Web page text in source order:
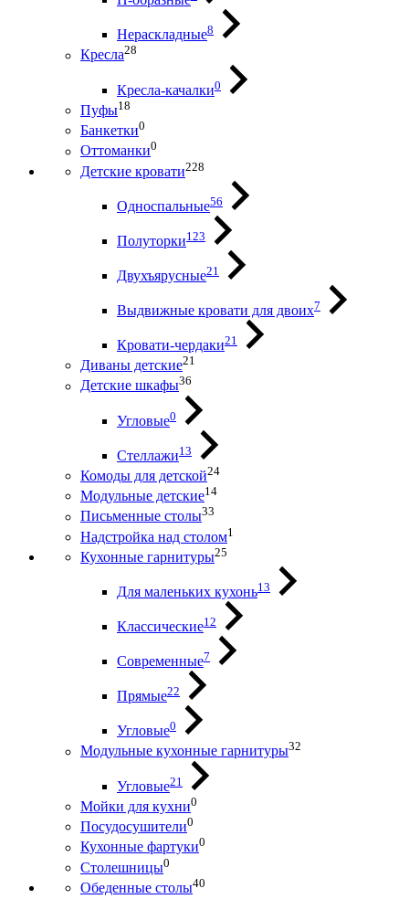
Нераскладные8
Кресла28
Кресла-качалки0
Пуфы18
Банкетки0
Оттоманки0
Детские кровати228
Односпальные56
Полуторки123
Двухъярусные21
Выдвижные кровати для двоих7
Кровати-чердаки21
Диваны детские21
Детские шкафы36
Угловые0
Стеллажи13
Комоды для детской24
Модульные детские14
Письменные столы33
Надстройка над столом1
Кухонные гарнитуры25
Для маленьких кухонь13
Классические12
Современные7
Прямые22
Угловые0
Модульные кухонные гарнитуры32
Угловые21
Мойки для кухни0
Посудосушители0
Кухонные фартуки0
Столешницы0
Обеденные столы40